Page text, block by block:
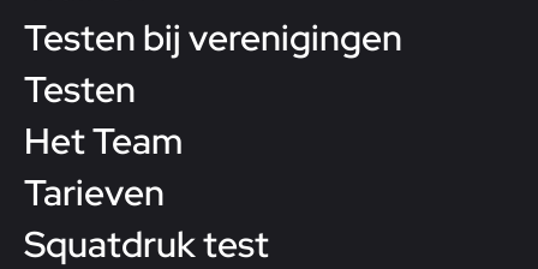
Testen bij verenigingen
Testen
Het Team
Tarieven
Squatdruk test